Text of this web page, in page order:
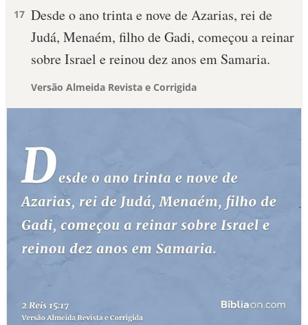
17 Desde o ano trinta e nove de Azarias, rei de
Judá, Menaém, filho de Gadi, começou a reinar
sobre Israel e reinou dez anos em Samaria.
Versão Almeida Revista e Corrigida